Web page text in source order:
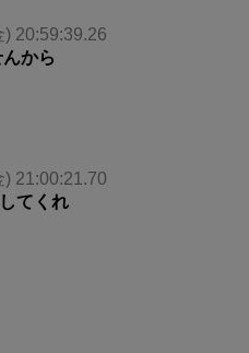
20:59:39.26
から
21:00:21.70
てくれ